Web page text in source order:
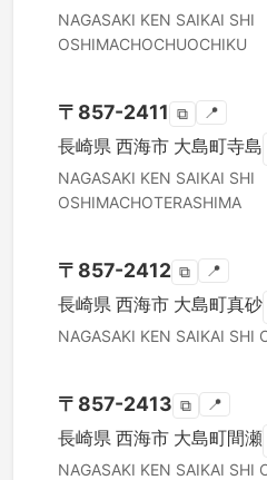
NAGASAKI KEN SAIKAI SHI
OSHIMACHOCHUOCHIKU
〒 857-2411 ⧉ 📍
長崎県 西海市 大島町寺島
NAGASAKI KEN SAIKAI SHI
OSHIMACHOTERASHIMA
〒 857-2412 ⧉ 📍
長崎県 西海市 大島町真砂
NAGASAKI KEN SAIKAI SHI
〒 857-2413 ⧉ 📍
長崎県 西海市 大島町間瀬
NAGASAKI KEN SAIKAI SHI